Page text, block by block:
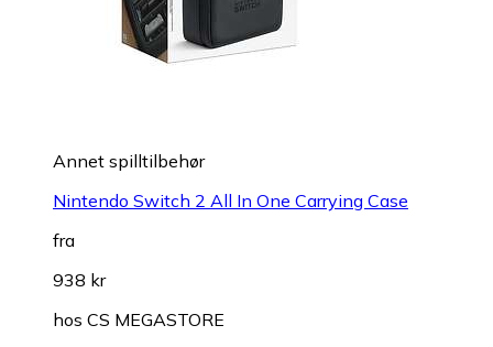
Annet spilltilbehør
Nintendo Switch 2 All In One Carrying Case
fra
938 kr
hos CS MEGASTORE